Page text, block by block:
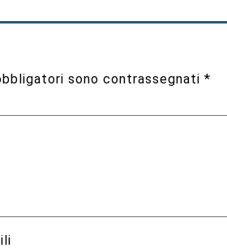
sono contrassegnati*